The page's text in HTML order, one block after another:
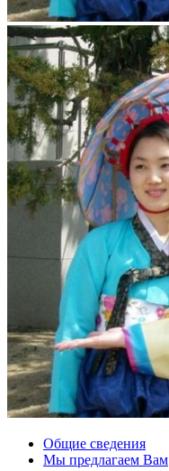
Общие сведения
Мы предлагаем Вам